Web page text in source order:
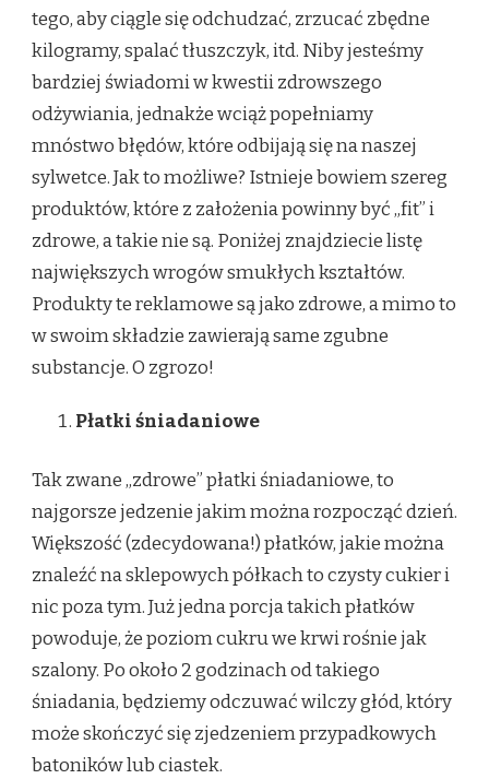
tego, aby ciągle się odchudzać, zrzucać zbędne
kilogramy, spalać tłuszczyk, itd. Niby jesteśmy
bardziej świadomi w kwestii zdrowszego
odżywiania, jednakże wciąż popełniamy
mnóstwo błędów, które odbijają się na naszej
sylwetce. Jak to możliwe? Istnieje bowiem szereg
produktów, które z założenia powinny być „fit” i
zdrowe, a takie nie są. Poniżej znajdziecie listę
największych wrogów smukłych kształtów.
Produkty te reklamowe są jako zdrowe, a mimo to
w swoim składzie zawierają same zgubne
substancje. O zgrozo!
Płatki śniadaniowe
Tak zwane „zdrowe” płatki śniadaniowe, to
najgorsze jedzenie jakim można rozpocząć dzień.
Większość (zdecydowana!) płatków, jakie można
znaleźć na sklepowych półkach to czysty cukier i
nic poza tym. Już jedna porcja takich płatków
powoduje, że poziom cukru we krwi rośnie jak
szalony. Po około 2 godzinach od takiego
śniadania, będziemy odczuwać wilczy głód, który
może skończyć się zjedzeniem przypadkowych
batoników lub ciastek.